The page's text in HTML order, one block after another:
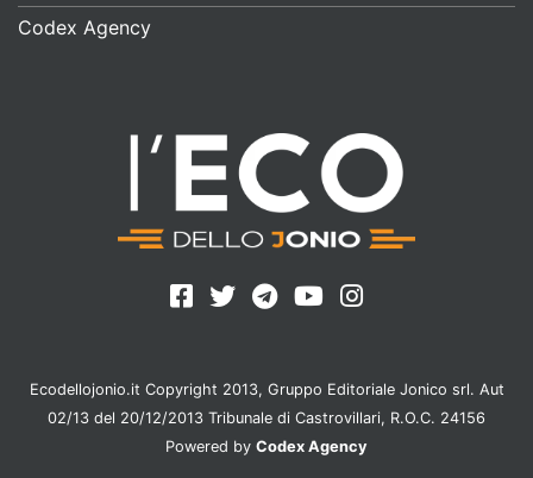
Codex Agency
Ecodellojonio.it Copyright 2013, Gruppo Editoriale Jonico srl. Aut
02/13 del 20/12/2013 Tribunale di Castrovillari, R.O.C. 24156
Powered by Codex Agency